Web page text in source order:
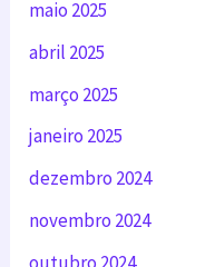
maio 2025
abril 2025
março 2025
janeiro 2025
dezembro 2024
novembro 2024
outubro 2024